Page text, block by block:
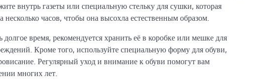
внутрь газеты или специальную стельку для сушки, которая
часов, чтобы она высохла естественным образом.
время, рекомендуется хранить её в коробке или мешке для
Кроме того, используйте специальную форму для обуви,
Регулярный уход и внимание к обуви помогут вам
многих лет.